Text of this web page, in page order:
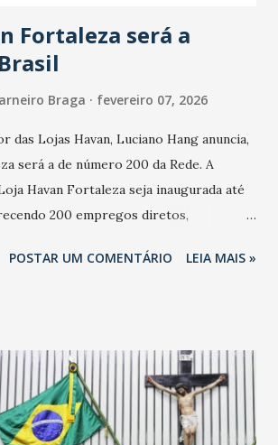
com a pesquisa, 44% dos n...
Fortaleza será a
Braga fevereiro 07, 2026
das Lojas Havan, Luciano Hang anuncia,
será a de número 200 da Rede. A
Havan Fortaleza seja inaugurada até
200 empregos diretos,
não foi anunciada oficialmente, mas
POSTAR UM COMENTÁRIO LEIA MAIS »